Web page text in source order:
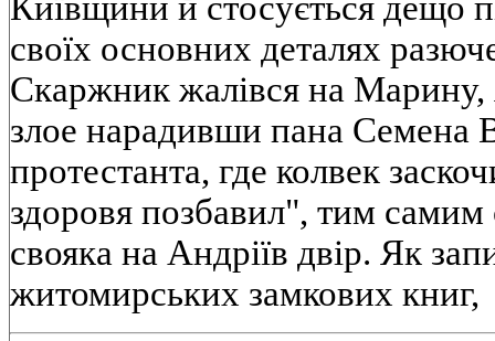
своїх основних деталях
Скаржник жалівся на
злое нарадивши пана Семена
протестанта, где колвек
здоровя позбавил", тим
свояка на Андріїв двір. Як
житомирських замкових книг,